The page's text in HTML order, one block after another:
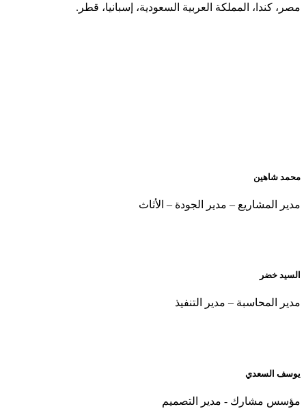
المملكة العربية السعودية، إسبانيا، قطر.
– مدير الجودة – الأثاث
– مدير التنفيذ
- مدير التصميم